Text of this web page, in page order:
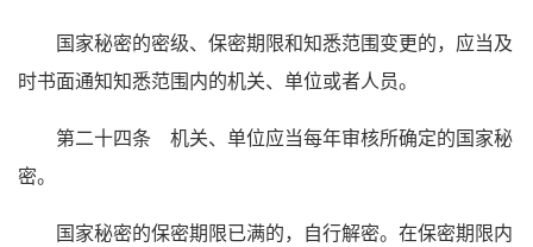
国家秘密的密级、保密期限和知悉范围变更的，应当及
时书面通知知悉范围内的机关、单位或者人员。
第二十四条 机关、单位应当每年审核所确定的国家秘
密。
国家秘密的保密期限已满的，自行解密。在保密期限内